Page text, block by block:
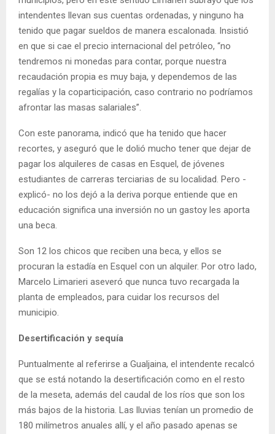
intendentes llevan sus cuentas ordenadas, y ninguno ha
tenido que pagar sueldos de manera escalonada. Insistió
en que si cae el precio internacional del petróleo, “no
tendremos ni monedas para contar, porque nuestra
recaudación propia es muy baja, y dependemos de las
regalías y la coparticipación, caso contrario no podríamos
afrontar las masas salariales”.
Con este panorama, indicó que ha tenido que hacer
recortes, y aseguró que le dolió mucho tener que dejar de
pagar los alquileres de casas en Esquel, de jóvenes
estudiantes de carreras terciarias de su localidad. Pero -
explicó- no los dejó a la deriva porque entiende que en
educación significa una inversión no un gastoy les aporta
una beca.
Son 12 los chicos que reciben una beca, y ellos se
procuran la estadía en Esquel con un alquiler. Por otro lado,
Marcelo Limarieri aseveró que nunca tuvo recargada la
planta de empleados, para cuidar los recursos del
municipio.
Desertificación y sequía
Puntualmente al referirse a Gualjaina, el intendente recalcó
que se está notando la desertificación como en el resto
de la meseta, además del caudal de los ríos que son los
más bajos de la historia. Las lluvias tenían un promedio de
180 milímetros anuales allí, y el año pasado apenas se